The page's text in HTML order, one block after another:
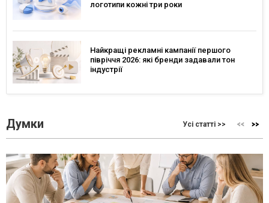
логотипи кожні три роки
Найкращі рекламні кампанії першого
півріччя 2026: які бренди задавали тон
індустрії
Думки Усі статті >>